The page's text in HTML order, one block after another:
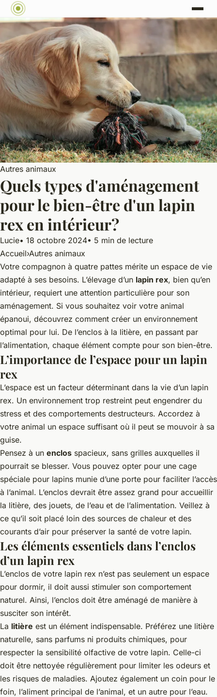
Autres animaux
Quels types d'aménagement
pour le bien-être d'un lapin
rex en intérieur?
Lucie• 18 octobre 2024• 5 min de lecture
Accueil›Autres animaux
Votre compagnon à quatre pattes mérite un espace de vie
adapté à ses besoins. L’élevage d’un lapin rex, bien qu’en
intérieur, requiert une attention particulière pour son
aménagement. Si vous souhaitez voir votre animal
épanoui, découvrez comment créer un environnement
optimal pour lui. De l’enclos à la litière, en passant par
l’alimentation, chaque élément compte pour son bien-être.
L’importance de l’espace pour un lapin
rex
L’espace est un facteur déterminant dans la vie d’un lapin
rex. Un environnement trop restreint peut engendrer du
stress et des comportements destructeurs. Accordez à
votre animal un espace suffisant où il peut se mouvoir à sa
guise.
Pensez à un enclos spacieux, sans grilles auxquelles il
pourrait se blesser. Vous pouvez opter pour une cage
spéciale pour lapins munie d’une porte pour faciliter l’accès
à l’animal. L’enclos devrait être assez grand pour accueillir
la litière, des jouets, de l’eau et de l’alimentation. Veillez à
ce qu’il soit placé loin des sources de chaleur et des
courants d’air pour préserver la santé de votre lapin.
Les éléments essentiels dans l’enclos
d’un lapin rex
L’enclos de votre lapin rex n’est pas seulement un espace
pour dormir, il doit aussi stimuler son comportement
naturel. Ainsi, l’enclos doit être aménagé de manière à
susciter son intérêt.
La litière est un élément indispensable. Préférez une litière
naturelle, sans parfums ni produits chimiques, pour
respecter la sensibilité olfactive de votre lapin. Celle-ci
doit être nettoyée régulièrement pour limiter les odeurs et
les risques de maladies. Ajoutez également un coin pour le
foin, l’aliment principal de l’animal, et un autre pour l’eau.